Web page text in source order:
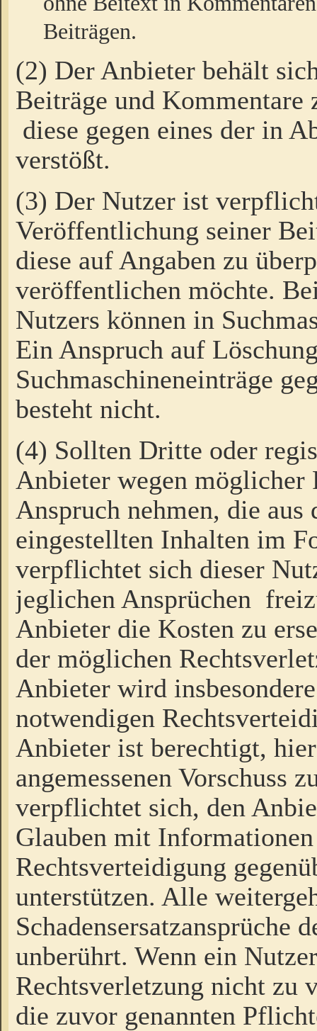
Beiträgen.
(2) Der Anbieter behält
Beiträge und Kommentare
diese gegen eines der in
verstößt.
(3) Der Nutzer ist
Veröffentlichung seiner
diese auf Angaben zu
veröffentlichen möchte.
Nutzers können in
Ein Anspruch auf
Suchmaschineneinträge
besteht nicht.
(4) Sollten Dritte oder
Anbieter wegen möglicher
Anspruch nehmen, die
eingestellten Inhalten im
verpflichtet sich dieser
jeglichen Ansprüchen
Anbieter die Kosten zu
der möglichen
Anbieter wird
notwendigen
Anbieter ist berechtigt,
angemessenen Vorschuss
verpflichtet sich, den
Glauben mit
Rechtsverteidigung
unterstützen. Alle
Schadensersatzansprüche
unberührt. Wenn ein
Rechtsverletzung nicht zu
die zuvor genannten